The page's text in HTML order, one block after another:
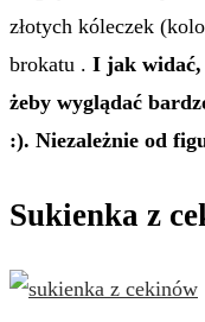
złotych kóleczek
brokatu . I jak widać,
żeby wyglądać
:). Niezależnie od
Sukienka z